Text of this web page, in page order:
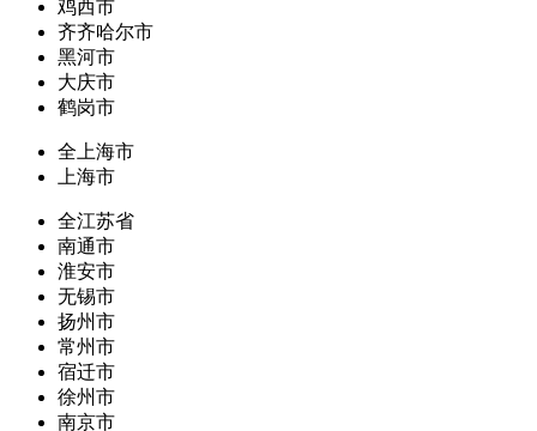
鸡西市
齐齐哈尔市
黑河市
大庆市
鹤岗市
全上海市
上海市
全江苏省
南通市
淮安市
无锡市
扬州市
常州市
宿迁市
徐州市
南京市